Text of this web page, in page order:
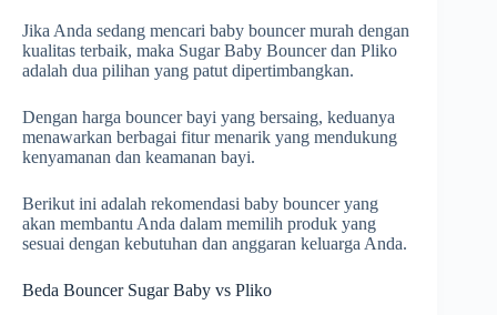
Jika Anda sedang mencari baby bouncer murah dengan
kualitas terbaik, maka Sugar Baby Bouncer dan Pliko
adalah dua pilihan yang patut dipertimbangkan.
Dengan harga bouncer bayi yang bersaing, keduanya
menawarkan berbagai fitur menarik yang mendukung
kenyamanan dan keamanan bayi.
Berikut ini adalah rekomendasi baby bouncer yang
akan membantu Anda dalam memilih produk yang
sesuai dengan kebutuhan dan anggaran keluarga Anda.
Beda Bouncer Sugar Baby vs Pliko